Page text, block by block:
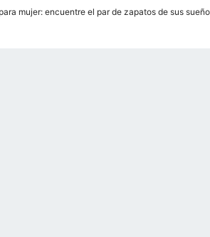
mujer: encuentre el par de zapatos de sus